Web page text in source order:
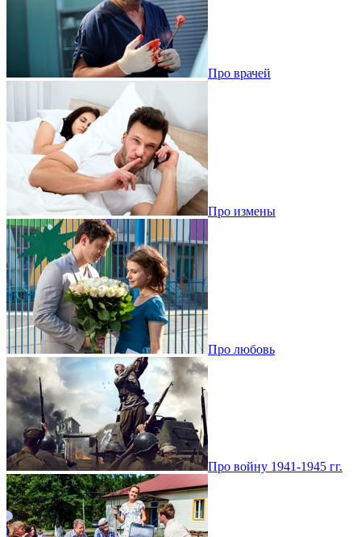
Про врачей
Про измены
Про любовь
Про войну 1941-1945 гг.